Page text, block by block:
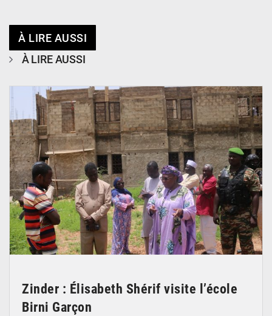
À LIRE AUSSI
À LIRE AUSSI
Zinder : Élisabeth Shérif visite l’école
Birni Garçon